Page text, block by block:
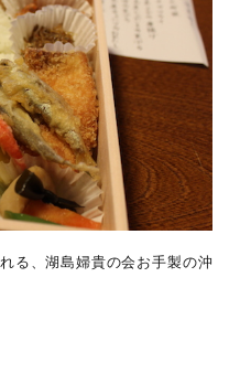
る、湖島婦貴の会お手製の沖